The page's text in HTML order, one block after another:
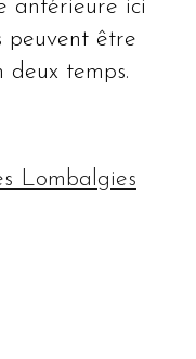
antérieure ici
peuvent être
deux temps.
Lombalgies